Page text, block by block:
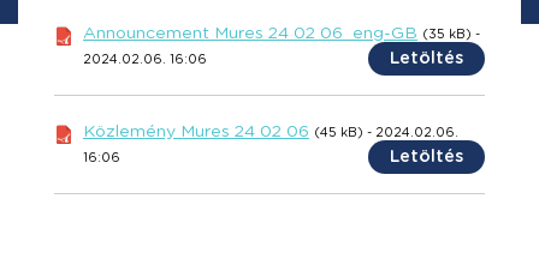
Announcement Mures 24 02 06_eng-GB (35 kB) -
2024.02.06. 16:06 Letöltés
Közlemény Mures 24 02 06 (45 kB) - 2024.02.06.
16:06 Letöltés